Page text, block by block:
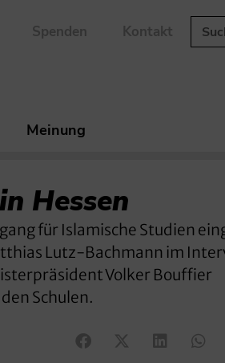
Spenden Kontakt
Meinung
Hessen
für Islamische Studien
Lutz-Bachmann im
Volker Bouffier
Schulen.